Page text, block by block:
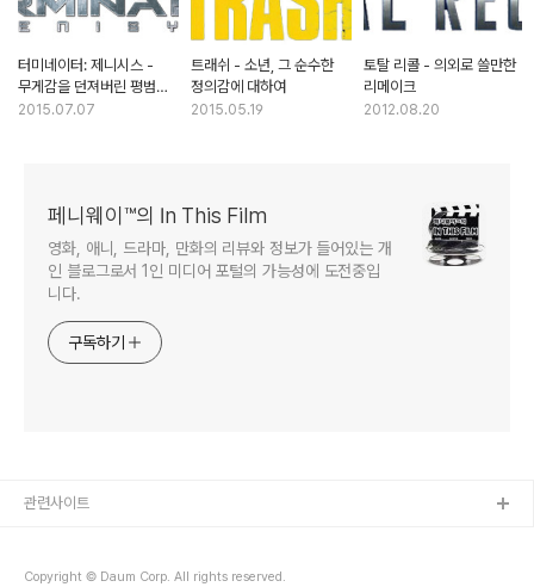
터미네이터: 제니시스 -
무게감을 던져버린 평범한
액션영화
2015.07.07
트래쉬 - 소년, 그 순수한
정의감에 대하여
2015.05.19
토탈 리콜 - 의외로 쓸만한
리메이크
2012.08.20
페니웨이™의 In This Film
영화, 애니, 드라마, 만화의 리뷰와 정보가 들어있는 개
인 블로그로서 1인 미디어 포털의 가능성에 도전중입
니다.
구독하기
Copyright © Daum Corp. All rights reserved.
관련사이트